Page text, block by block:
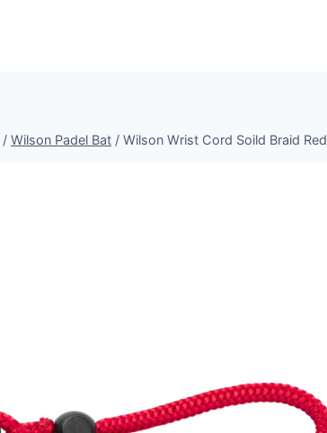
/ Wilson Padel Bat / Wilson Wrist Cord Soild Braid Red